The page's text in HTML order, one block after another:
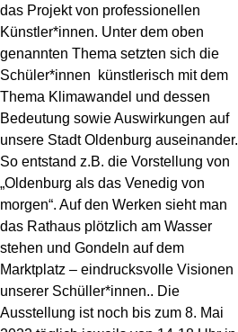
das Projekt von professionellen
Künstler*innen. Unter dem oben
genannten Thema setzten sich die
Schüler*innen künstlerisch mit dem
Thema Klimawandel und dessen
Bedeutung sowie Auswirkungen auf
unsere Stadt Oldenburg auseinander.
So entstand z.B. die Vorstellung von
„Oldenburg als das Venedig von
morgen“. Auf den Werken sieht man
das Rathaus plötzlich am Wasser
stehen und Gondeln auf dem
Marktplatz – eindrucksvolle Visionen
unserer Schüller*innen.. Die
Ausstellung ist noch bis zum 8. Mai